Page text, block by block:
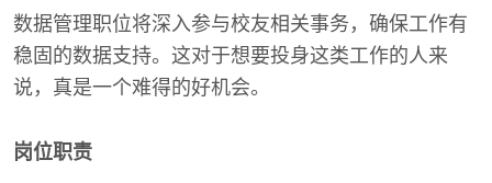
数据管理职位将深入参与校友相关事务，确保工作有
稳固的数据支持。这对于想要投身这类工作的人来
说，真是一个难得的好机会。
岗位职责